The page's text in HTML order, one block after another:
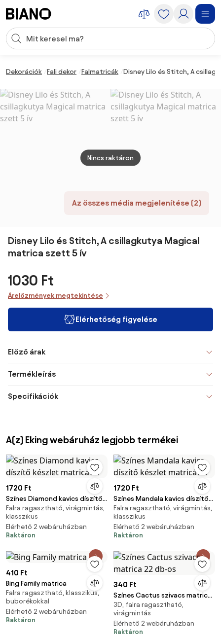
Keresési bevitel
Dekorációk Fali dekor Falmatricák Disney Lilo és Stitch, A
Az összes média megjelenítése (2)
Nincs raktáron
Disney Lilo és Stitch, A csillagkutya Magical
matrica szett 5 ív
1030 Ft
Árelőzmények megtekintése
Elérhetőség figyelése
Előző árak
Termékleírás
Specifikációk
A(z) Eking webáruház legjobb termékei
1720 Ft
Színes Diamond kavics díszítő
készlet matricával
Falra ragasztható, virágmintás,
klasszikus
Elérhető 2 webáruházban
Raktáron
1720 Ft
Színes Mandala kavics díszítő
készlet matricával
Falra ragasztható, virágmintás,
klasszikus
Elérhető 2 webáruházban
Raktáron
410 Ft
Bing Family matrica
Falra ragasztható, klasszikus,
buborékokkal
Elérhető 2 webáruházban
Raktáron
340 Ft
Színes Cactus szivacs matrica
22 db-os
3D, falra ragasztható,
virágmintás
Elérhető 2 webáruházban
Raktáron